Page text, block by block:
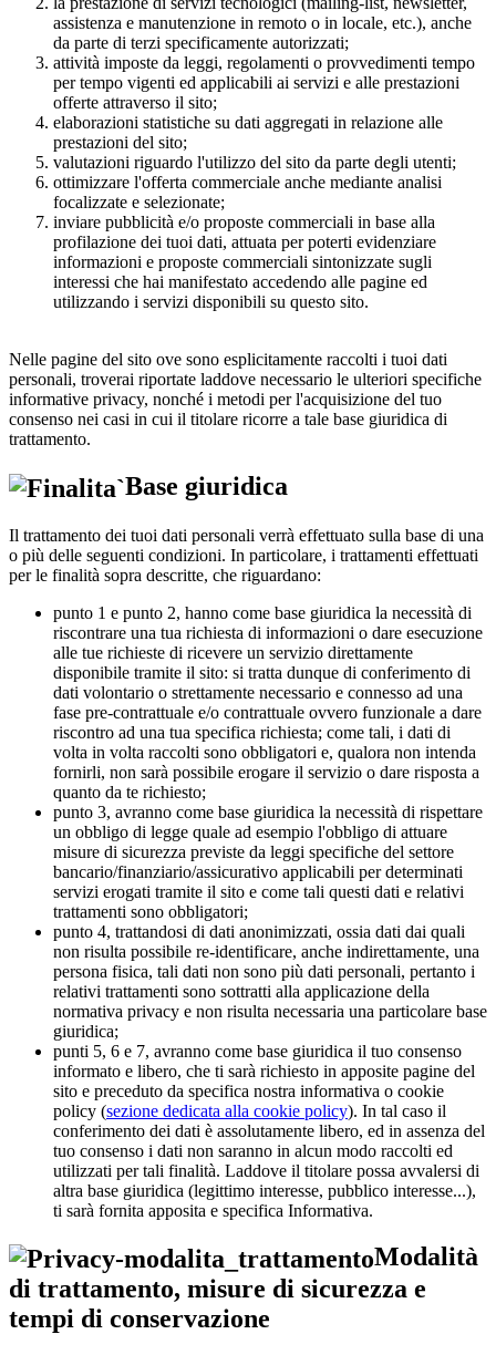
assistenza e manutenzione in remoto o in locale, etc.), anche
da parte di terzi specificamente autorizzati;
attività imposte da leggi, regolamenti o provvedimenti tempo
per tempo vigenti ed applicabili ai servizi e alle prestazioni
offerte attraverso il sito;
elaborazioni statistiche su dati aggregati in relazione alle
prestazioni del sito;
valutazioni riguardo l'utilizzo del sito da parte degli utenti;
ottimizzare l'offerta commerciale anche mediante analisi
focalizzate e selezionate;
inviare pubblicità e/o proposte commerciali in base alla
profilazione dei tuoi dati, attuata per poterti evidenziare
informazioni e proposte commerciali sintonizzate sugli
interessi che hai manifestato accedendo alle pagine ed
utilizzando i servizi disponibili su questo sito.
Nelle pagine del sito ove sono esplicitamente raccolti i tuoi dati
personali, troverai riportate laddove necessario le ulteriori specifiche
informative privacy, nonché i metodi per l'acquisizione del tuo
consenso nei casi in cui il titolare ricorre a tale base giuridica di
trattamento.
Base giuridica
Il trattamento dei tuoi dati personali verrà effettuato sulla base di una
o più delle seguenti condizioni. In particolare, i trattamenti effettuati
per le finalità sopra descritte, che riguardano:
punto 1 e punto 2, hanno come base giuridica la necessità di
riscontrare una tua richiesta di informazioni o dare esecuzione
alle tue richieste di ricevere un servizio direttamente
disponibile tramite il sito: si tratta dunque di conferimento di
dati volontario o strettamente necessario e connesso ad una
fase pre-contrattuale e/o contrattuale ovvero funzionale a dare
riscontro ad una tua specifica richiesta; come tali, i dati di
volta in volta raccolti sono obbligatori e, qualora non intenda
fornirli, non sarà possibile erogare il servizio o dare risposta a
quanto da te richiesto;
punto 3, avranno come base giuridica la necessità di rispettare
un obbligo di legge quale ad esempio l'obbligo di attuare
misure di sicurezza previste da leggi specifiche del settore
bancario/finanziario/assicurativo applicabili per determinati
servizi erogati tramite il sito e come tali questi dati e relativi
trattamenti sono obbligatori;
punto 4, trattandosi di dati anonimizzati, ossia dati dai quali
non risulta possibile re-identificare, anche indirettamente, una
persona fisica, tali dati non sono più dati personali, pertanto i
relativi trattamenti sono sottratti alla applicazione della
normativa privacy e non risulta necessaria una particolare base
giuridica;
punti 5, 6 e 7, avranno come base giuridica il tuo consenso
informato e libero, che ti sarà richiesto in apposite pagine del
sito e preceduto da specifica nostra informativa o cookie
policy (sezione dedicata alla cookie policy). In tal caso il
conferimento dei dati è assolutamente libero, ed in assenza del
tuo consenso i dati non saranno in alcun modo raccolti ed
utilizzati per tali finalità. Laddove il titolare possa avvalersi di
altra base giuridica (legittimo interesse, pubblico interesse...),
ti sarà fornita apposita e specifica Informativa.
Modalità
di trattamento, misure di sicurezza e
tempi di conservazione